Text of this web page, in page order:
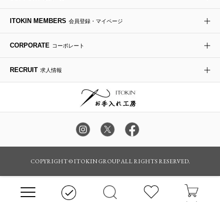
ダウンジャケット・コート
チャーム・ストラップ
その他のグッズ・小物
トラベルバッグ
ドレスシューズ
ポプリアレンジ＆フレグランス
ITOKIN MEMBERS 会員登録・マイページ
CORPORATE コーポレート
RECRUIT 求人情報
COPYRIGHT © ITOKIN GROUP ALL RIGHTS RESERVED.